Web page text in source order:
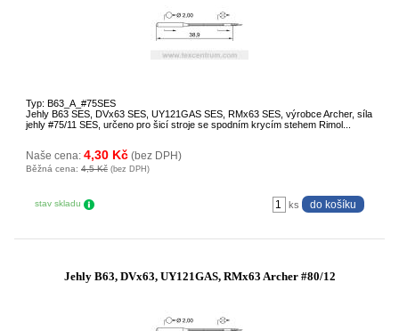
Typ: B63_A_#75SES
Jehly B63 SES, DVx63 SES, UY121GAS SES, RMx63 SES, výrobce Archer, síla
jehly #75/11 SES, určeno pro šicí stroje se spodním krycím stehem Rimol...
Naše cena: 4,30 Kč (bez DPH)
Běžná cena: 4,5 Kč (bez DPH)
stav skladu ks
Jehly B63, DVx63, UY121GAS, RMx63 Archer #80/12